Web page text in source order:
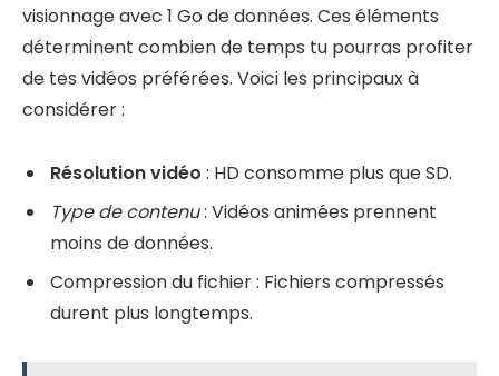
visionnage avec 1 Go de données. Ces éléments
déterminent combien de temps tu pourras profiter
de tes vidéos préférées. Voici les principaux à
considérer :
Résolution vidéo : HD consomme plus que SD.
Type de contenu: Vidéos animées prennent
moins de données.
Compression du fichier : Fichiers compressés
durent plus longtemps.